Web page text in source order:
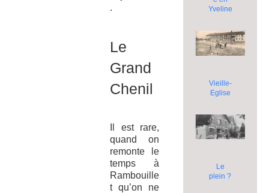
.
Le
Grand
Chenil
Il est rare,
quand on
remonte le
temps à
Rambouille
t qu’on ne
Yveline
Vieille-
Eglise
Le
plein ?